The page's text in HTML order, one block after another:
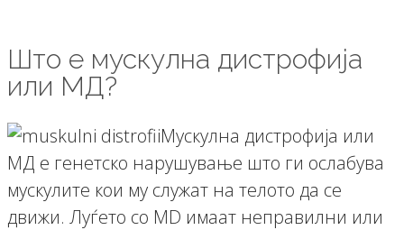
Што е мускулна дистрофија
или МД?
Мускулна дистрофија или
МД е генетско нарушување што ги ослабува
мускулите кои му служат на телото да се
движи. Луѓето со MD имаат неправилни или